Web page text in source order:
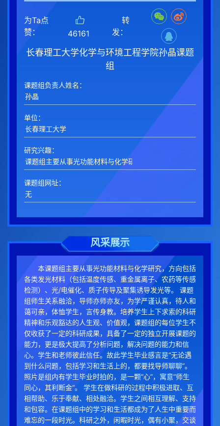
为Ta点
赞：
46161
转
发：
长春理工大学化学与环境工程学院孙晶课题
组
课题组负责人姓名：
单位：
研究兴趣：
课题组网址：
风采展示
本课题组主要从事光功能材料与化学研究，方向包括
各类发光材料（包括温度传感、重金属离子、农药等传感
检测）、光/电催化、质子传导及聚集诱导发光等。 课题
组师生关系融洽，导师亦师亦友，为学严谨认真，待人和
蔼可亲，体恤学生，言传身教。培养学生上下求索的科研
精神和乐观豁达的人生观、价值观，课题组的每位学生不
仅收获了一定的科研成果，具备了一定的独立开展课题的
能力，更是极大提高了分析问题，解决问题的能力和信
心。学生和老师彼此信任。故此学生毕业感言是“无论遇
到什么问题，包括学习和生活上的，都要找导师聊聊”。
照片是组内有学生毕业时拍的，是一颗“心”，寓意”师生
同心，其利断金“。 学生在做科研的过程中积极进取、互
相帮助、乐于奉献、相处融洽。学生之间相互理解、支持
和包容。在课题组中的学习和生活都成为了人生中重要而
难忘的一段时光。科研之外，闲暇时光，偶有小聚，交谈